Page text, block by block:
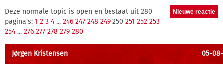
Deze normale topic is open en bestaat uit 280
pagina's: 1 2 3 4 ... 246 247 248 249 250 251 252 253
254 ... 276 277 278 279 280
Jørgen Kristensen 05-08-